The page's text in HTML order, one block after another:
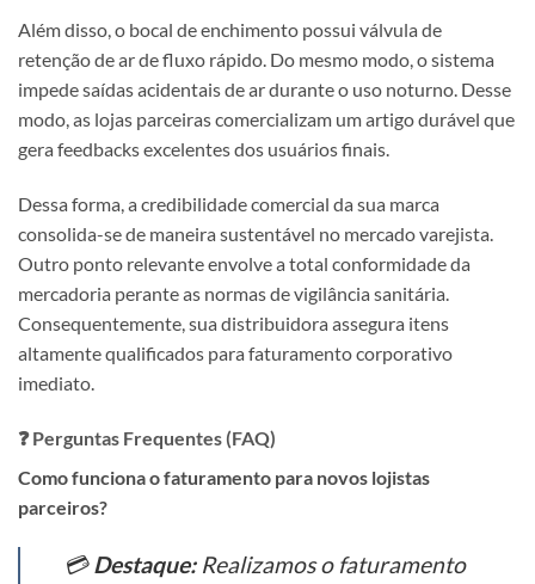
Além disso, o bocal de enchimento possui válvula de
retenção de ar de fluxo rápido. Do mesmo modo, o sistema
impede saídas acidentais de ar durante o uso noturno. Desse
modo, as lojas parceiras comercializam um artigo durável que
gera feedbacks excelentes dos usuários finais.
Dessa forma, a credibilidade comercial da sua marca
consolida-se de maneira sustentável no mercado varejista.
Outro ponto relevante envolve a total conformidade da
mercadoria perante as normas de vigilância sanitária.
Consequentemente, sua distribuidora assegura itens
altamente qualificados para faturamento corporativo
imediato.
❓ Perguntas Frequentes (FAQ)
Como funciona o faturamento para novos lojistas
parceiros?
💳Destaque:Realizamos o faturamento